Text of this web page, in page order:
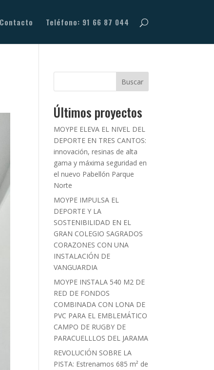
Contacto Teléfono: 91 66 87 044
Buscar
Últimos proyectos
MOYPE ELEVA EL NIVEL DEL
DEPORTE EN TRES CANTOS:
innovación, resinas de alta
gama y máxima seguridad en
el nuevo Pabellón Parque
Norte
MOYPE IMPULSA EL
DEPORTE Y LA
SOSTENIBILIDAD EN EL
GRAN COLEGIO SAGRADOS
CORAZONES CON UNA
INSTALACIÓN DE
VANGUARDIA
MOYPE INSTALA 540 M2 DE
RED DE FONDOS
COMBINADA CON LONA DE
PVC PARA EL EMBLEMÁTICO
CAMPO DE RUGBY DE
PARACUELLLOS DEL JARAMA
REVOLUCIÓN SOBRE LA
PISTA: Estrenamos 685 m² de